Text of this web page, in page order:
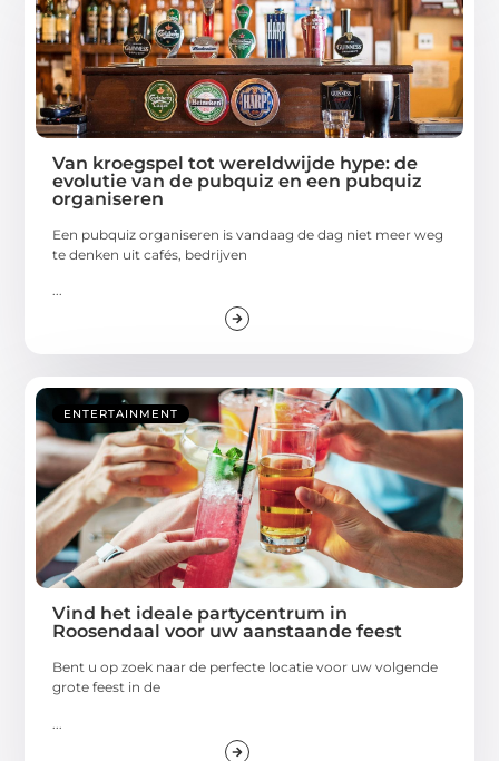
Van kroegspel tot wereldwijde hype: de
evolutie van de pubquiz en een pubquiz
organiseren
Een pubquiz organiseren is vandaag de dag niet meer weg
te denken uit cafés, bedrijven
...
ENTERTAINMENT
Vind het ideale partycentrum in
Roosendaal voor uw aanstaande feest
Bent u op zoek naar de perfecte locatie voor uw volgende
grote feest in de